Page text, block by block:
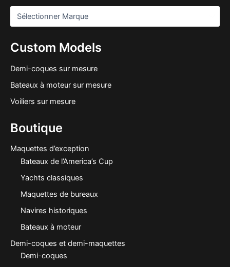
Custom Models
Demi-coques sur mesure
Bateaux à moteur sur mesure
Voiliers sur mesure
Boutique
Maquettes d’exception
Bateaux de l’America’s Cup
Yachts classiques
Maquettes de bureaux
Navires historiques
Bateaux à moteur
Demi-coques et demi-maquettes
Demi-coques